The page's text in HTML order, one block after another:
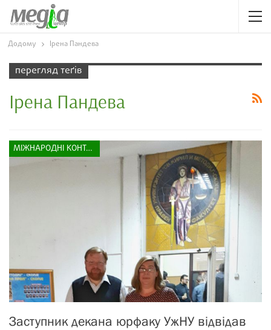
Додому Ірена Пандева
перегляд теґів
Ірена Пандева
МІЖНАРОДНІ КОНТАКТИ
Заступник декана юрфаку УжНУ відвідав